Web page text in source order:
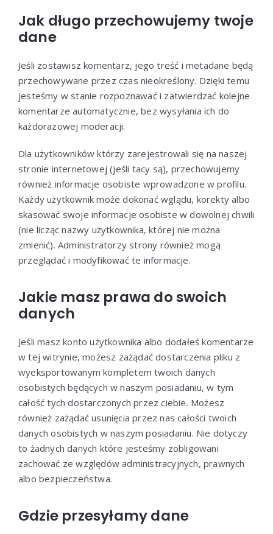
Jak długo przechowujemy twoje
dane
Jeśli zostawisz komentarz, jego treść i metadane będą
przechowywane przez czas nieokreślony. Dzięki temu
jesteśmy w stanie rozpoznawać i zatwierdzać kolejne
komentarze automatycznie, bez wysyłania ich do
każdorazowej moderacji.
Dla użytkowników którzy zarejestrowali się na naszej
stronie internetowej (jeśli tacy są), przechowujemy
również informacje osobiste wprowadzone w profilu.
Każdy użytkownik może dokonać wglądu, korekty albo
skasować swoje informacje osobiste w dowolnej chwili
(nie licząc nazwy użytkownika, której nie można
zmienić). Administratorzy strony również mogą
przeglądać i modyfikować te informacje.
Jakie masz prawa do swoich
danych
Jeśli masz konto użytkownika albo dodałeś komentarze
w tej witrynie, możesz zażądać dostarczenia pliku z
wyeksportowanym kompletem twoich danych
osobistych będących w naszym posiadaniu, w tym
całość tych dostarczonych przez ciebie. Możesz
również zażądać usunięcia przez nas całości twoich
danych osobistych w naszym posiadaniu. Nie dotyczy
to żadnych danych które jesteśmy zobligowani
zachować ze względów administracyjnych, prawnych
albo bezpieczeństwa.
Gdzie przesyłamy dane